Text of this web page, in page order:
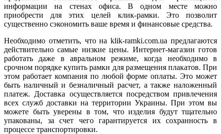
информации на стенах офиса. В одном месте можно
приобрести для этих целей клик-рамки. Это позволит
существенно сэкономить ваше время и финансовые средства.
Необходимо отметить, что на klik-ramki.com.ua предлагаются
действительно самые низкие цены. Интернет-магазин готов
работать даже в авральном режиме, когда необходимо в
срочном порядке купить рамки для размещения плакатов. При
этом работает компания по любой форме оплаты. Это может
быть наличный и безналичный расчет, а также наложенный
платеж. Доставка осуществляется посредством привлечения
всех служб доставки на территории Украины. При этом вы
можете быть уверены в том, что изделия будут тщательно
упакованы, за счет чего гарантируется их сохранность в
процессе транспортировки.